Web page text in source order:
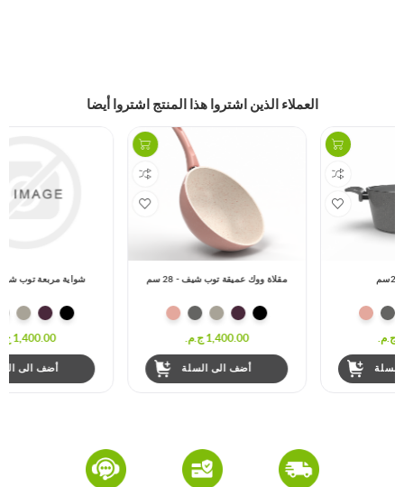
العملاء الذين اشتروا هذا المنتج اشتروا أيضا
مقلاة ووك عميقة توب شيف - 28 سم
أضف الى السلة
شواية مربعة توب شيف - 28 سم
أضف الى السلة